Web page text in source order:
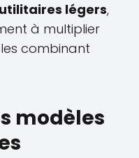
légers,
à multiplier
combinant
modèles